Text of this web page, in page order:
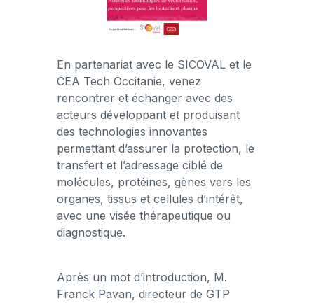
En partenariat avec le SICOVAL et le
CEA Tech Occitanie, venez
rencontrer et échanger avec des
acteurs développant et produisant
des technologies innovantes
permettant d’assurer la protection, le
transfert et l’adressage ciblé de
molécules, protéines, gènes vers les
organes, tissus et cellules d’intérêt,
avec une visée thérapeutique ou
diagnostique.
Après un mot d’introduction, M.
Franck Pavan, directeur de GTP